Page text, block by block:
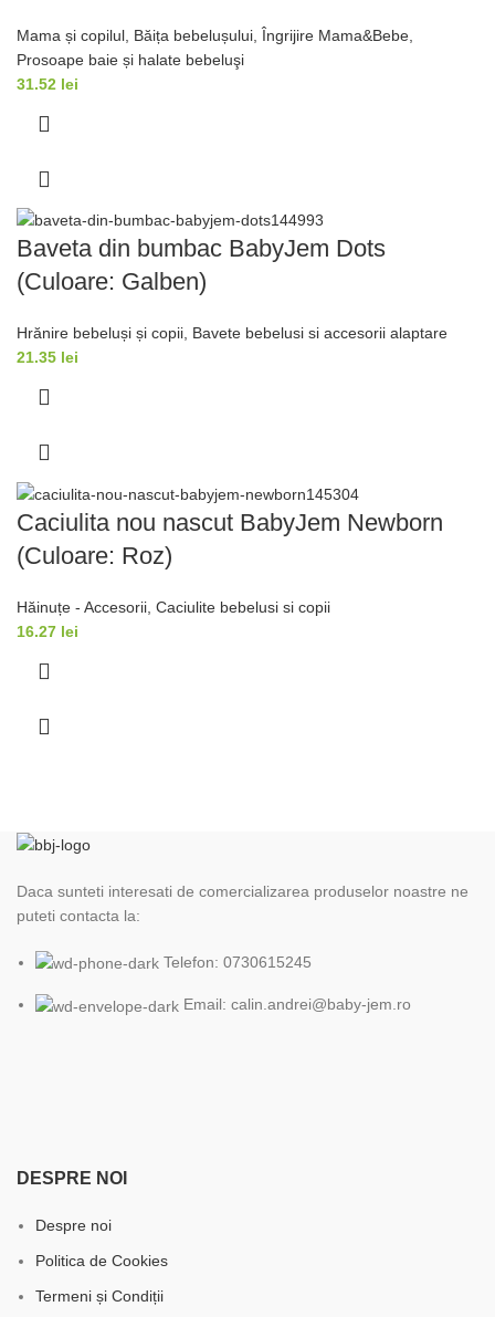
Mama și copilul Băița bebelușului Îngrijire Mama&Bebe
Prosoape baie și halate bebeluşi
31.52 lei
Baveta din bumbac BabyJem Dots
(Culoare: Galben)
Hrănire bebeluși și copii, Bavete bebelusi si accesorii alaptare
21.35 lei
Caciulita nou nascut BabyJem Newborn
(Culoare: Roz)
Hăinuțe - Accesorii Caciulite bebelusi si copii
16.27 lei
Daca sunteti interesati de comercializarea produselor noastre ne
puteti contacta la:
Telefon: 0730615245
Email: calin.andrei@baby-jem.ro
DESPRE NOI
Despre noi
Politica de Cookies
Termeni și Condiții